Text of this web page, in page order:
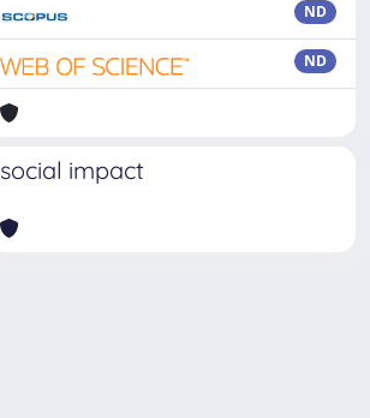
ND
ND
social impact